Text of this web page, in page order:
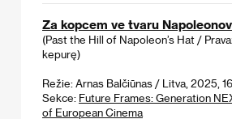
Za kopcem ve tvaru
(Past the Hill of Napoleon’s Hat /
kepurę)
Režie: Arnas Balčiūnas / Litva, 2025,
Sekce: Future Frames: Generation
of European Cinema